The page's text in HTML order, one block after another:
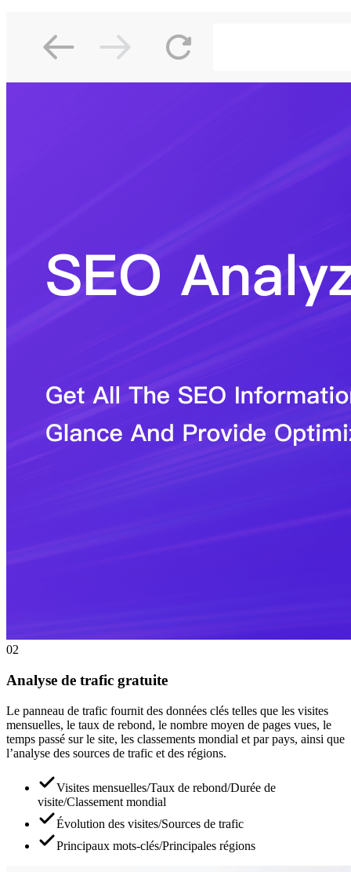
02
Analyse de trafic gratuite
Le panneau de trafic fournit des données clés telles que les visites
mensuelles, le taux de rebond, le nombre moyen de pages vues, le
temps passé sur le site, les classements mondial et par pays, ainsi que
l’analyse des sources de trafic et des régions.
Visites mensuelles/Taux de rebond/Durée de
visite/Classement mondial
Évolution des visites/Sources de trafic
Principaux mots-clés/Principales régions